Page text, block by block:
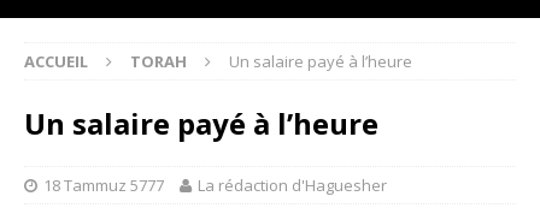
ACCUEIL TORAH Un salaire payé à l’heure
Un salaire payé à l’heure
18 Tammuz 5777 La rédaction d'Haguesher